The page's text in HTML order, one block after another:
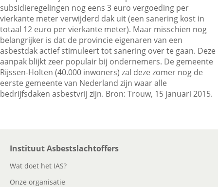
subsidieregelingen nog eens 3 euro vergoeding per
vierkante meter verwijderd dak uit (een sanering kost in
totaal 12 euro per vierkante meter). Maar misschien nog
belangrijker is dat de provincie eigenaren van een
asbestdak actief stimuleert tot sanering over te gaan. Deze
aanpak blijkt zeer populair bij ondernemers. De gemeente
Rijssen-Holten (40.000 inwoners) zal deze zomer nog de
eerste gemeente van Nederland zijn waar alle
bedrijfsdaken asbestvrij zijn. Bron: Trouw, 15 januari 2015.
Instituut Asbestslachtoffers
Wat doet het IAS?
Onze organisatie